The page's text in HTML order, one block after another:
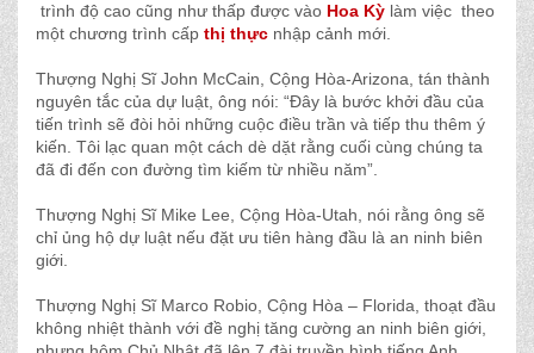
trình độ cao cũng như thấp được vào Hoa Kỳ làm việc theo
một chương trình cấp thị thực nhập cảnh mới.
Thượng Nghị Sĩ John McCain, Cộng Hòa-Arizona, tán thành
nguyên tắc của dự luật, ông nói: “Đây là bước khởi đầu của
tiến trình sẽ đòi hỏi những cuộc điều trần và tiếp thu thêm ý
kiến. Tôi lạc quan một cách dè dặt rằng cuối cùng chúng ta
đã đi đến con đường tìm kiếm từ nhiều năm”.
Thượng Nghị Sĩ Mike Lee, Cộng Hòa-Utah, nói rằng ông sẽ
chỉ ủng hộ dự luật nếu đặt ưu tiên hàng đầu là an ninh biên
giới.
Thượng Nghị Sĩ Marco Robio, Cộng Hòa – Florida, thoạt đầu
không nhiệt thành với đề nghị tăng cường an ninh biên giới,